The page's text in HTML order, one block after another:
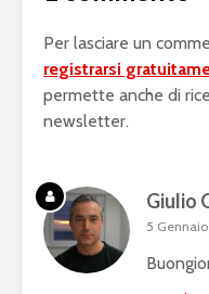
Per lasciare un
registrarsi
permette anche di
newsletter.
Giulio
5 Gennaio